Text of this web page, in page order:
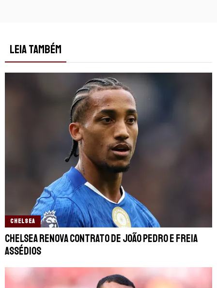
LEIA TAMBÉM
CHELSEA
Chelsea renova contrato de João Pedro e freia
assédios